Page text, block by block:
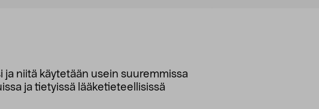
niitä käytetään usein suuremmissa
ja tietyissä lääketieteellisissä